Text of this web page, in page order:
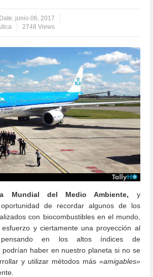
Date: junio 06, 2017
2748 Views
Mundial del Medio Ambiente, y
de recordar algunos de los
con biocombustibles en el mundo,
y ciertamente una proyección al
en los altos índices de
podrían haber en nuestro planeta si no se
y utilizar métodos más «amigables»